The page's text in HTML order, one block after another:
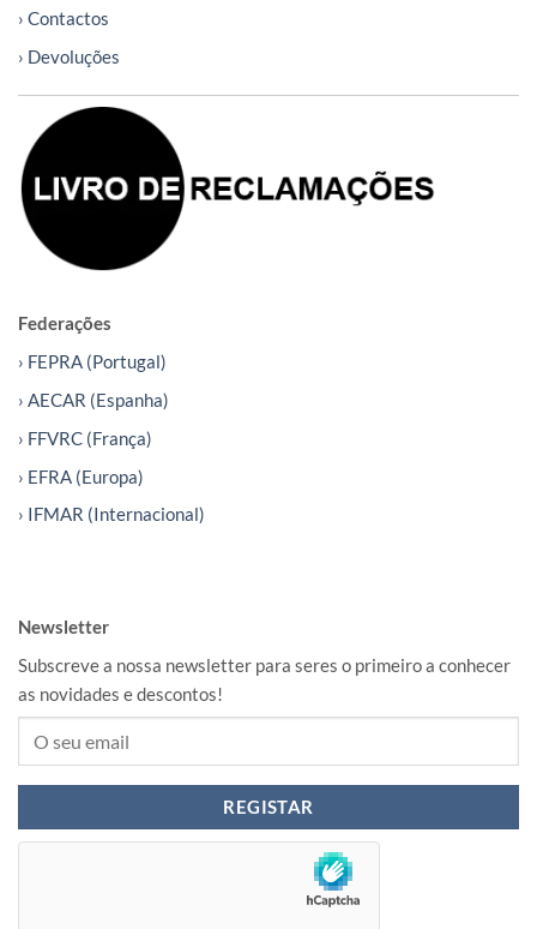
› Contactos
› Devoluções
Federações
› FEPRA (Portugal)
› AECAR (Espanha)
› FFVRC (França)
› EFRA (Europa)
› IFMAR (Internacional)
Newsletter
Subscreve a nossa newsletter para seres o primeiro a conhecer
as novidades e descontos!